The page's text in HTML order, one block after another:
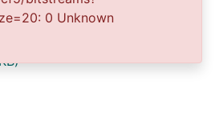
0 Unknown